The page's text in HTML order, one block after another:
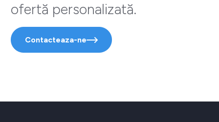
ofertă personalizată.
Contacteaza-ne